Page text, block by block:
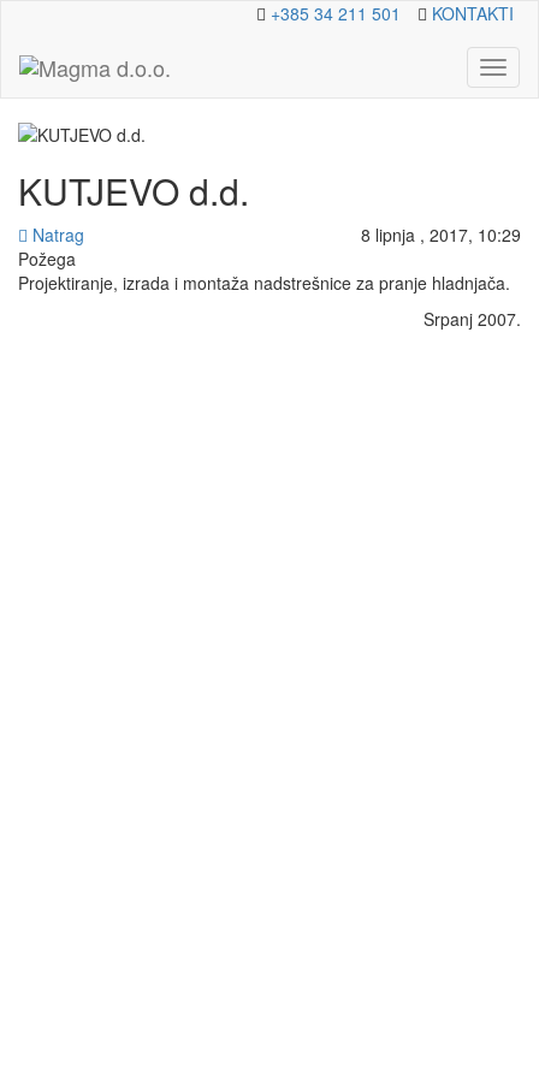
+385 34 211 501 KONTAKTI
KUTJEVO d.d.
Natrag
8 lipnja , 2017, 10:29
Požega
Projektiranje, izrada i montaža nadstrešnice za pranje hladnjača.
Srpanj 2007.